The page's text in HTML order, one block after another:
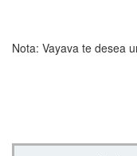
Nota: Vayava te desea